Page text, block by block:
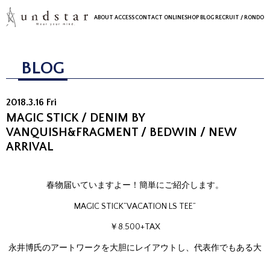
ABOUT ACCESSCONTACT ONLINESHOP BLOG RECRUIT / RONDO
BLOG
2018.3.16 Fri
MAGIC STICK / DENIM BY
VANQUISH&FRAGMENT / BEDWIN / NEW
ARRIVAL
春物届いていますよー！簡単にご紹介します。
MAGIC STICK”VACATION LS TEE”
￥8.500+TAX
永井博氏のアートワークを大胆にレイアウトし、代表作でもある大